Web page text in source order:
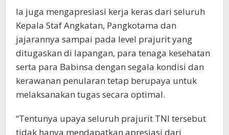
Ia juga mengapresiasi kerja keras dari seluruh
Kepala Staf Angkatan, Pangkotama dan
jajarannya sampai pada level prajurit yang
ditugaskan di lapangan, para tenaga kesehatan
serta para Babinsa dengan segala kondisi dan
kerawanan penularan tetap berupaya untuk
melaksanakan tugas secara optimal.
“Tentunya upaya seluruh prajurit TNI tersebut
tidak hanya mendapatkan apresiasi dari